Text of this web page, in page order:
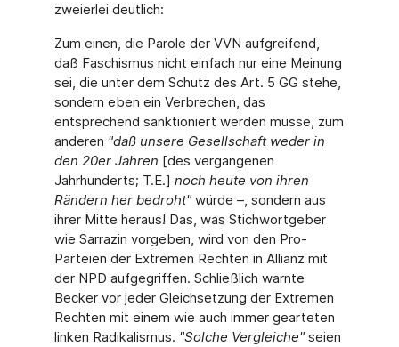
zweierlei deutlich:
Zum einen, die Parole der VVN aufgreifend,
daß Faschismus nicht einfach nur eine Meinung
sei, die unter dem Schutz des Art. 5 GG stehe,
sondern eben ein Verbrechen, das
entsprechend sanktioniert werden müsse, zum
anderen "daß unsere Gesellschaft weder in
den 20er Jahren [des vergangenen
Jahrhunderts; T.E.] noch heute von ihren
Rändern her bedroht"würde –, sondern aus
ihrer Mitte heraus! Das, was Stichwortgeber
wie Sarrazin vorgeben, wird von den Pro-
Parteien der Extremen Rechten in Allianz mit
der NPD aufgegriffen. Schließlich warnte
Becker vor jeder Gleichsetzung der Extremen
Rechten mit einem wie auch immer gearteten
linken Radikalismus. "Solche Vergleiche"seien